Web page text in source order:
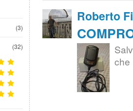
(3)
(32)
Roberto
che